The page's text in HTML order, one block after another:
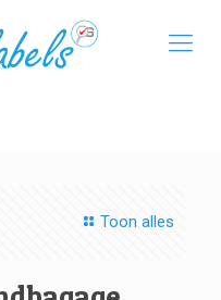
Toon alles